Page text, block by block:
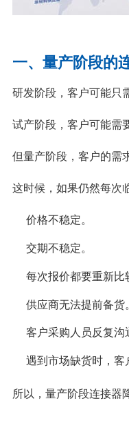
一、量产阶段的
研发阶段，客户可能只
试产阶段，客户可能需
但量产阶段，客户的需
这时候，如果仍然每次
价格不稳定。
交期不稳定。
每次报价都要重新比
供应商无法提前备货
客户采购人员反复沟
遇到市场缺货时，客
所以，量产阶段连接器